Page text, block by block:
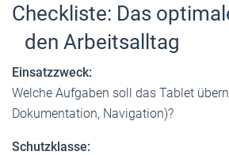
Checkliste: Das
den Arbeitsalltag
Einsatzzweck:
Welche Aufgaben soll das Tablet
Dokumentation, Navigation)?
Schutzklasse: